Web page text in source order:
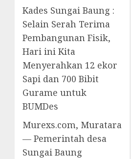
Kades Sungai Baung :
Selain Serah Terima
Pembangunan Fisik,
Hari ini Kita
Menyerahkan 12 ekor
Sapi dan 700 Bibit
Gurame untuk
BUMDes
Murexs.com, Muratara
— Pemerintah desa
Sungai Baung